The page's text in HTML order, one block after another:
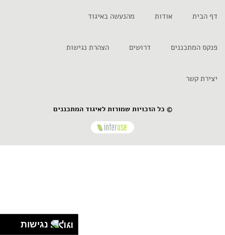
דף הבית אודות מהנעשה באיגוד
פנקס המתכננים דרושים הצהרת נגישות
יצירת קשר
© כל הזכויות שמורות לאיגוד המתכננים
נגישות